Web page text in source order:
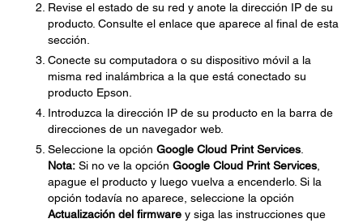
Revise el estado de su red y anote la dirección IP de su
producto. Consulte el enlace que aparece al final de esta
sección.
Conecte su computadora o su dispositivo móvil a la
misma red inalámbrica a la que está conectado su
producto Epson.
Introduzca la dirección IP de su producto en la barra de
direcciones de un navegador web.
Seleccione la opción Google Cloud Print Services
Nota: Si no ve la opción Google Cloud Print Services
apague el producto y luego vuelva a encenderlo. Si la
opción todavía no aparece, seleccione la opción
Actualización del firmware y siga las instrucciones que